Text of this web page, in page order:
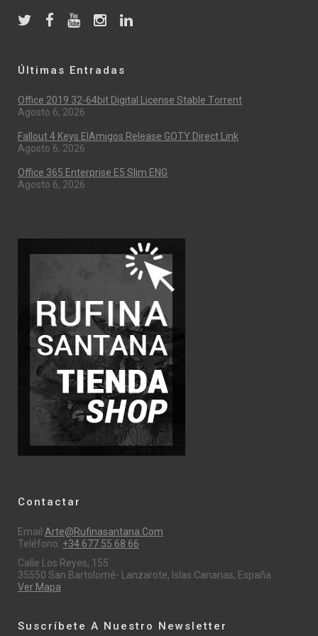
Últimas Entradas
Office 2019 32-64bit Digital License Stable Tоrrеnt
Agosto 6, 2026
Fallout 4 Keys ElAmigos Release GOTY Direct Link
Agosto 6, 2026
Office 365 Enterprise E5 Slim ENG
Agosto 6, 2026
Contactar
Email:Arte@rufinasantana.com
Teléfono: +34 677 55 68 66
Calle Los Reyes, 155
35550 San Bartolomé- Lanzarote, Islas Canarias, España.
Ver Mapa
Suscríbete A Nuestro Newsletter